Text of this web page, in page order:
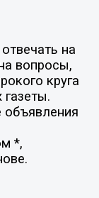
на
вопросы,
круга
газеты.
объявления
*,